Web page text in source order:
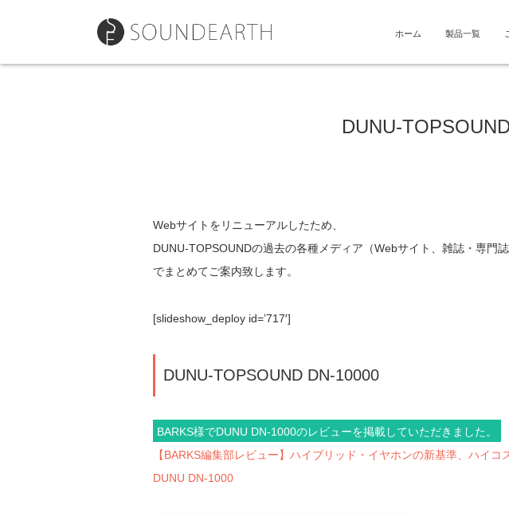
ホーム 製品一覧
DUNU-
Webサイトをリニューアルしたため、
DUNU-TOPSOUNDの過去の各種メディア（Webサイト、雑誌・専門
でまとめてご案内致します。
[slideshow_deploy id=’717′]
DUNU-TOPSOUND DN-10000
BARKS様でDUNU DN-1000のレビューを掲載していただきました。
【BARKS編集部レビュー】ハイブリッド・イヤホンの新基準、ハイコ
DUNU DN-1000